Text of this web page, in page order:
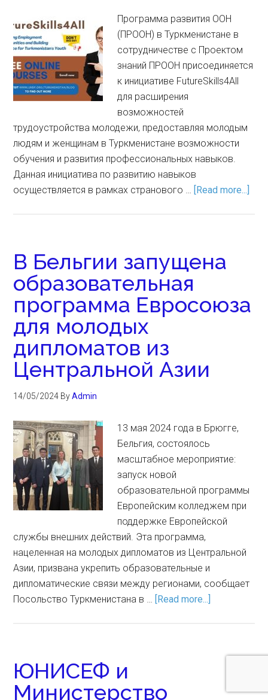
Программа развития ООН
(ПРООН) в Туркменистане в
сотрудничестве с Проектом
знаний ПРООН присоединяется
к инициативе FutureSkills4All
для расширения
возможностей
трудоустройства молодежи, предоставляя молодым
людям и женщинам в Туркменистане возможности
обучения и развития профессиональных навыков.
Данная инициатива по развитию навыков
осуществляется в рамках странового … [Read more...]
В Бельгии запущена
образовательная
программа Евросоюза
для молодых
дипломатов из
Центральной Азии
14/05/2024 ByAdmin
13 мая 2024 года в Брюгге,
Бельгия, состоялось
масштабное мероприятие:
запуск новой
образовательной программы
Европейским колледжем при
поддержке Европейской
службы внешних действий. Эта программа,
нацеленная на молодых дипломатов из Центральной
Азии, призвана укрепить образовательные и
дипломатические связи между регионами, сообщает
Посольство Туркменистана в … [Read more...]
ЮНИСЕФ и
Министерство